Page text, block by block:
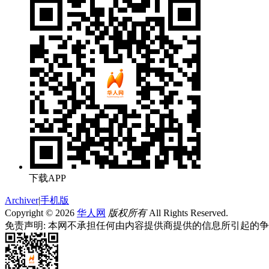
下载APP
Archiver|手机版
Copyright © 2026 华人网 版权所有All Rights Reserved.
免责声明: 本网不承担任何由内容提供商提供的信息所引起的争